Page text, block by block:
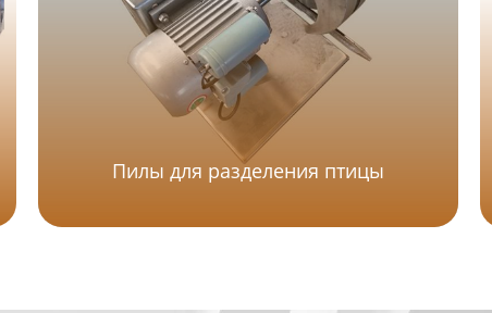
Пилы для разделения птицы